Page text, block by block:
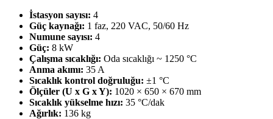
İstasyon sayısı: 4
Güç kaynağı: 1 faz, 220 VAC, 50/60 Hz
Numune sayısı: 4
Güç: 8 kW
Çalışma sıcaklığı: Oda sıcaklığı ~ 1250 °C
Anma akımı: 35 A
Sıcaklık kontrol doğruluğu: ±1 °C
Ölçüler (U x G x Y): 1020 × 650 × 670 mm
Sıcaklık yükselme hızı: 35 °C/dak
Ağırlık: 136 kg